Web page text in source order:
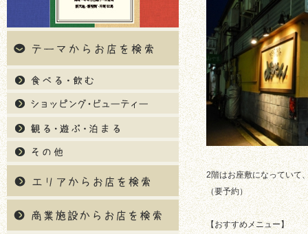
2階はお座敷になっていて
（要予約）
【おすすめメニュー】